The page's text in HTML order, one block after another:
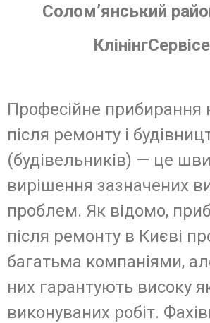
Солом’янський
Професійне прибирання
після ремонту і
(будівельників) — це
вирішення зазначених
проблем. Як відомо,
після ремонту в Києві
багатьма компаніями,
них гарантують високу
виконуваних робіт.